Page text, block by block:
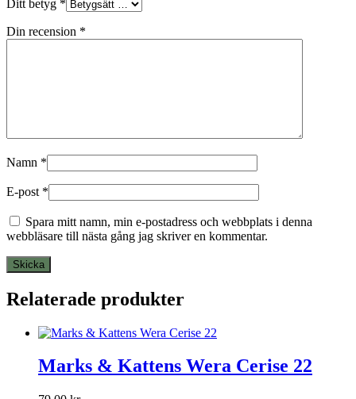
Ditt betyg *
Din recension *
Namn *
E-post *
Spara mitt namn, min e-postadress och webbplats i denna
webbläsare till nästa gång jag skriver en kommentar.
Relaterade produkter
Marks & Kattens Wera Cerise 22